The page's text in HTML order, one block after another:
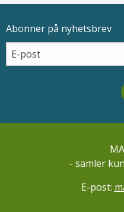
Epostadresse
Abonner på nyhetsbrev
Email
- samler
E-post: